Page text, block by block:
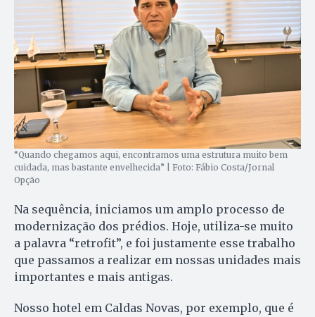
“Quando chegamos aqui, encontramos uma estrutura muito bem
cuidada, mas bastante envelhecida” | Foto: Fábio Costa/Jornal
Opção
Na sequência, iniciamos um amplo processo de
modernização dos prédios. Hoje, utiliza-se muito
a palavra “retrofit”, e foi justamente esse trabalho
que passamos a realizar em nossas unidades mais
importantes e mais antigas.
Nosso hotel em Caldas Novas, por exemplo, que é